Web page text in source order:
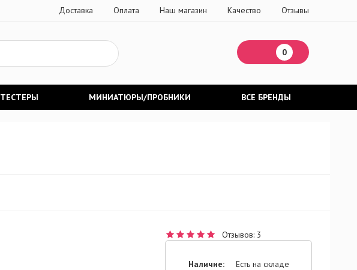
Доставка Оплата Наш магазин Качество Отзывы
0
ТЕСТЕРЫ МИНИАТЮРЫ/ПРОБНИКИ ВСЕ БРЕНДЫ
Отзывов: 3
Наличие: Есть на складе